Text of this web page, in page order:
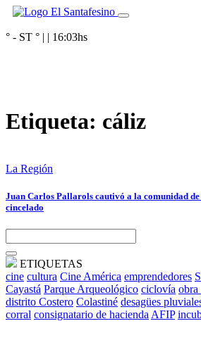
° - ST ° | | 16:03hs
Etiqueta: cáliz
La Región
Juan Carlos Pallarols cautivó a la comunidad
cincelado
ETIQUETAS
cine cultura Cine América emprendedores
Cayastá Parque Arqueológico ciclovía obra
distrito Costero Colastiné desagües
corral consignatario de hacienda AFIP